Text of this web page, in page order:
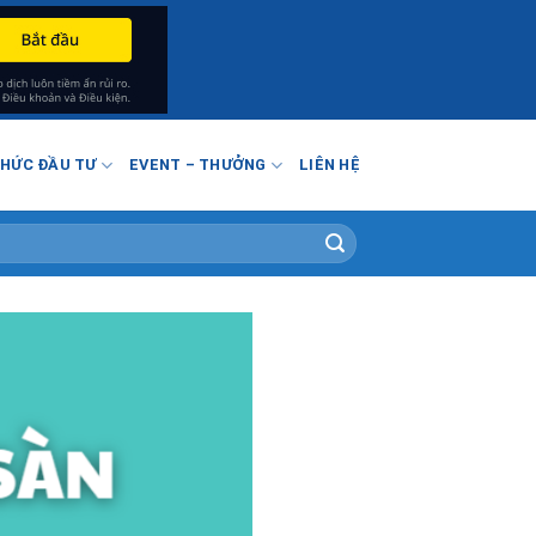
ĐẦU TƯ EVENT – THƯỞNG LIÊN HỆ